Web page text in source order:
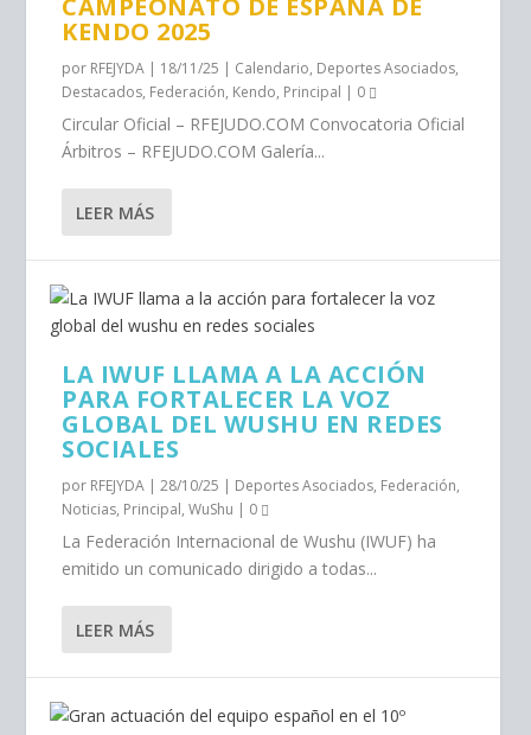
CAMPEONATO DE ESPAÑA DE
KENDO 2025
por RFEJYDA | 18/11/25 | Calendario, Deportes Asociados,
Destacados, Federación, Kendo, Principal | 0
Circular Oficial – RFEJUDO.COM Convocatoria Oficial
Árbitros – RFEJUDO.COM Galería...
LEER MÁS
LA IWUF LLAMA A LA ACCIÓN
PARA FORTALECER LA VOZ
GLOBAL DEL WUSHU EN REDES
SOCIALES
por RFEJYDA |28/10/25 | Deportes Asociados, Federación,
Noticias, Principal,WuShu | 0
La Federación Internacional de Wushu (IWUF) ha
emitido un comunicado dirigido a todas...
LEER MÁS